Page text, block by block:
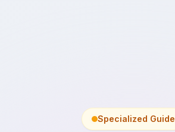
Specialized Guide